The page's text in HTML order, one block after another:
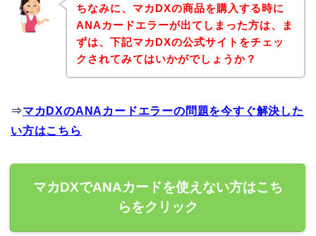
ちなみに、マカDXの商品を購入する時に
ANAカードエラーが出てしまった方は、ま
ずは、下記マカDXの公式サイトをチェッ
クされてみてはいかがでしょうか？
⇒マカDXのANAカードエラーの問題を今すぐ解決した
い方はこちら
マカDXでANAカードを使えない方はこち
らをクリック